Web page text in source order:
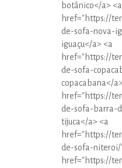
botânico</a> <a
href="https://
de-sofa-nova-
iguaçu</a> <a
href="https://
de-sofa-
copacabana</
href="https://
de-sofa-barra-
tijuca</a> <a
href="https://
de-sofa-niteroi/
href="https://